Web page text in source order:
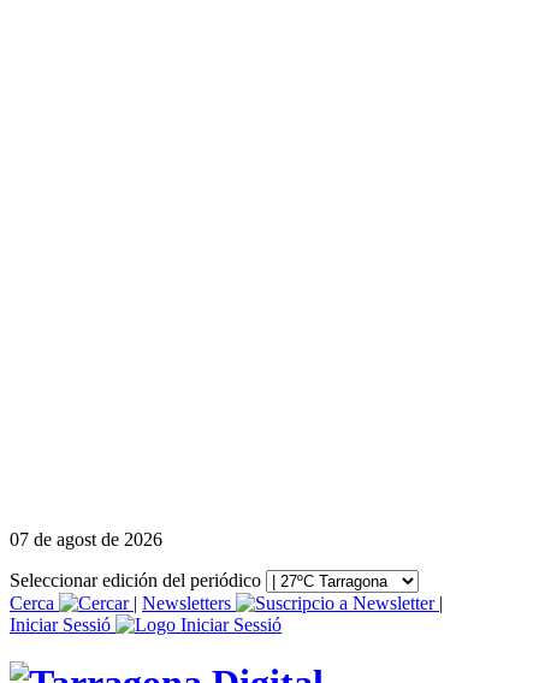
07 de agost de 2026
Seleccionar edición del periódico
Cerca
| Newsletters
|
Iniciar Sessió